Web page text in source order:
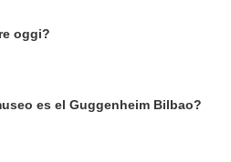
oggi?
es el Guggenheim Bilbao?